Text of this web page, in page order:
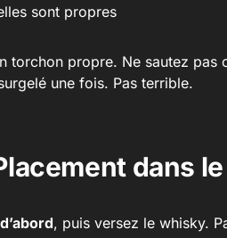
sont propres
torchon propre. Ne sautez pas
une fois. Pas terrible.
dans
d’abord, puis versez le whisky.